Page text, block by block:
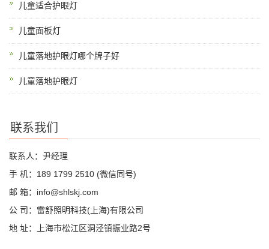
儿童适合护眼灯
儿童面板灯
儿童落地护眼灯哪个牌子好
儿童落地护眼灯
联系我们
联系人：尹经理
手 机：189 1799 2510 (微信同号)
邮 箱：info@shlskj.com
公 司：雷舒照明科技(上海)有限公司
地 址：上海市松江区洞泾镇振业路2号